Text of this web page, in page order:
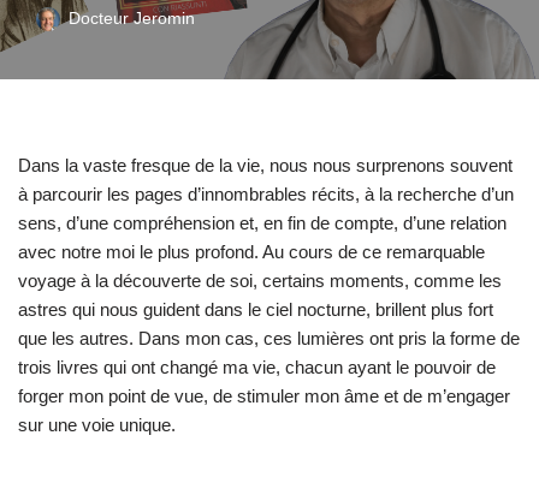
Docteur Jeromin
Dans la vaste fresque de la vie, nous nous surprenons souvent
à parcourir les pages d’innombrables récits, à la recherche d’un
sens, d’une compréhension et, en fin de compte, d’une relation
avec notre moi le plus profond. Au cours de ce remarquable
voyage à la découverte de soi, certains moments, comme les
astres qui nous guident dans le ciel nocturne, brillent plus fort
que les autres. Dans mon cas, ces lumières ont pris la forme de
trois livres qui ont changé ma vie, chacun ayant le pouvoir de
forger mon point de vue, de stimuler mon âme et de m’engager
sur une voie unique.